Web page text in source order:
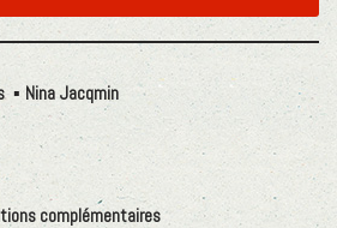
, Nina Jacqmin
complémentaires